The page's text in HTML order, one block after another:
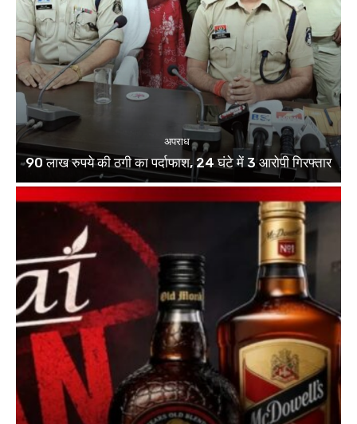
अपराध
90 लाख रुपये की ठगी का पर्दाफाश, 24 घंटे में 3 आरोपी गिरफ्तार